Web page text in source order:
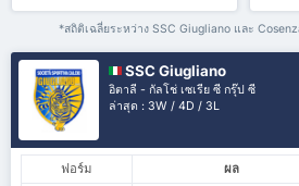
*สถิติเฉลี่ยระหว่าง SSC Giugliano และ
SSC Giugliano
อิตาลี - กัลโช่ เซเรีย ซี กรุ๊ป ซี
ล่าสุด : 3W / 4D / 3L
ฟอร์ม ผล